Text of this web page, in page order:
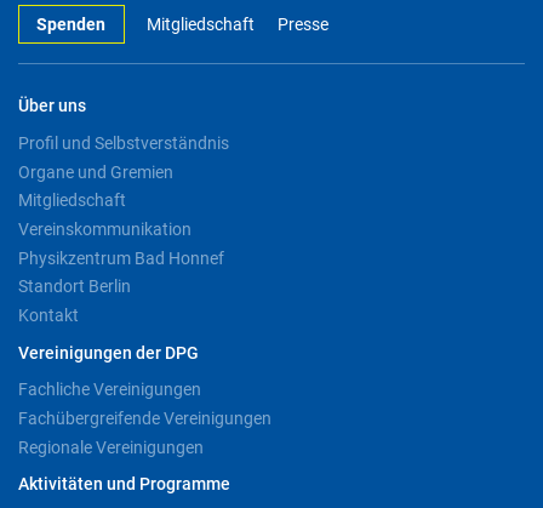
Spenden Mitgliedschaft Presse
Über uns
Profil und Selbstverständnis
Organe und Gremien
Mitgliedschaft
Vereinskommunikation
Physikzentrum Bad Honnef
Standort Berlin
Kontakt
Vereinigungen der DPG
Fachliche Vereinigungen
Fachübergreifende Vereinigungen
Regionale Vereinigungen
Aktivitäten und Programme